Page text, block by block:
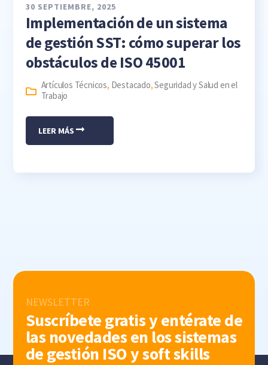
30 SEPTIEMBRE, 2025
Implementación de un sistema
de gestión SST: cómo superar los
obstáculos de ISO 45001
Artículos Técnicos, Destacado,Seguridad y Salud en el
Trabajo
LEER MÁS
NEWSLETTER
Suscríbete gratis y entérate de
las novedades en los sistemas
de gestión ISO y soft skills